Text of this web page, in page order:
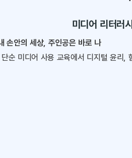
미디어 리터러
손안의 세상, 주인공은 바로 나
단순 미디어 사용 교육에서 디지털 윤리,